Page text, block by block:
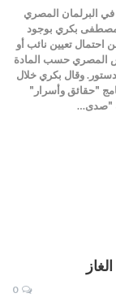
في البرلمان المصري
مصطفى بكري بوجود
احتمال تعيين نائب أو
المصري حسب المادة
الدستور. وقال بكري خلال
"حقائق وأسرار"
"صدى…
0